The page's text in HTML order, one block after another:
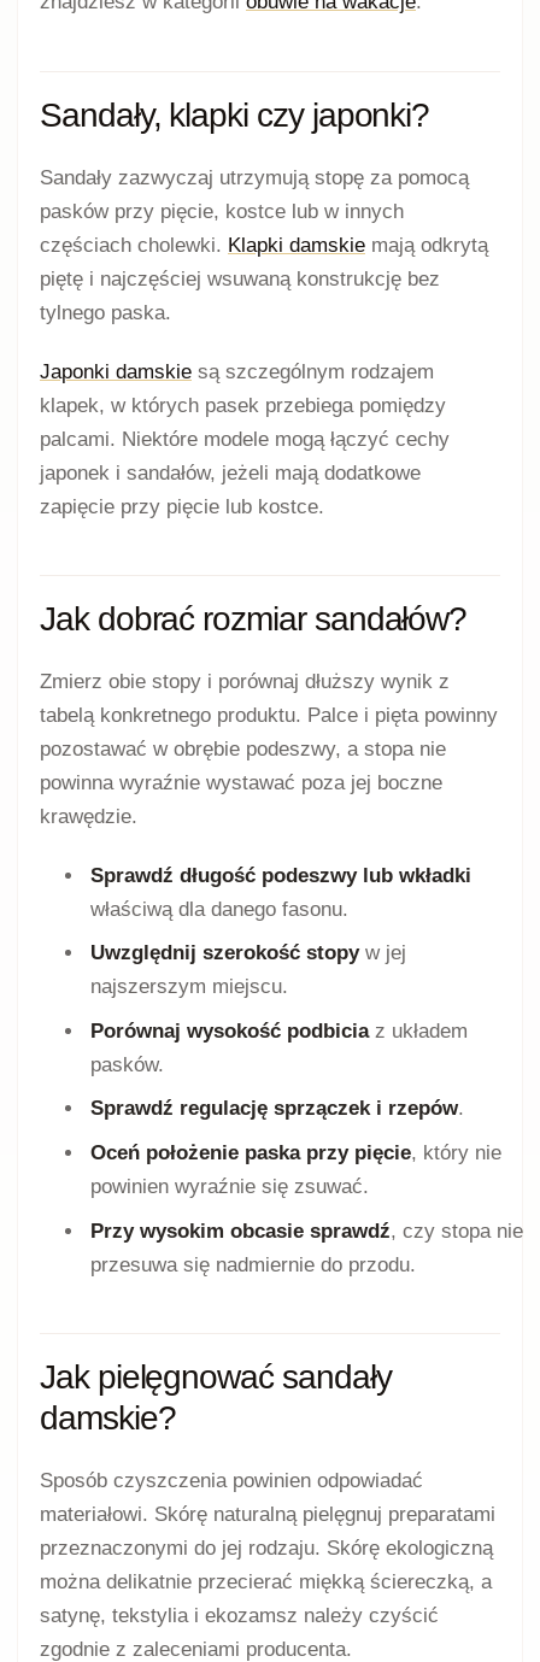
Sandały, klapki czy japonki?
Sandały zazwyczaj utrzymują stopę za pomocą
pasków przy pięcie, kostce lub w innych
częściach cholewki. Klapki damskie mają odkrytą
piętę i najczęściej wsuwaną konstrukcję bez
tylnego paska.
Japonki damskie są szczególnym rodzajem
klapek, w których pasek przebiega pomiędzy
palcami. Niektóre modele mogą łączyć cechy
japonek i sandałów, jeżeli mają dodatkowe
zapięcie przy pięcie lub kostce.
Jak dobrać rozmiar sandałów?
Zmierz obie stopy i porównaj dłuższy wynik z
tabelą konkretnego produktu. Palce i pięta powinny
pozostawać w obrębie podeszwy, a stopa nie
powinna wyraźnie wystawać poza jej boczne
krawędzie.
Sprawdź długość podeszwy lub wkładki
właściwą dla danego fasonu.
Uwzględnij szerokość stopyw jej
najszerszym miejscu.
Porównaj wysokość podbiciaz układem
pasków.
Sprawdź regulację sprzączek i rzepów.
Oceń położenie paska przy pięcie, który nie
powinien wyraźnie się zsuwać.
Przy wysokim obcasie sprawdź, czy stopa nie
przesuwa się nadmiernie do przodu.
Jak pielęgnować sandały
damskie?
Sposób czyszczenia powinien odpowiadać
materiałowi. Skórę naturalną pielęgnuj preparatami
przeznaczonymi do jej rodzaju. Skórę ekologiczną
można delikatnie przecierać miękką ściereczką, a
satynę, tekstylia i ekozamsz należy czyścić
zgodnie z zaleceniami producenta.